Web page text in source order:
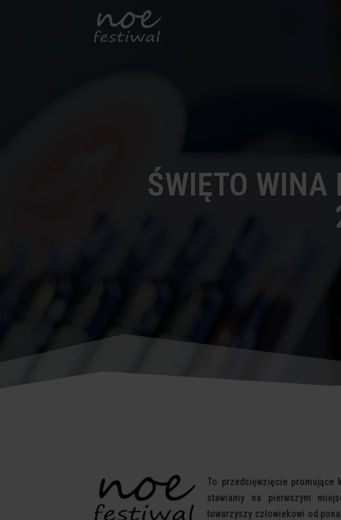
ŚWIĘTO
To przedsięwzięcie promujące
stawiamy na pierwszym
towarzyszy człowiekowi od